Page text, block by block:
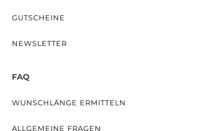
GUTSCHEINE
NEWSLETTER
FAQ
WUNSCHLÄNGE ERMITTELN
ALLGEMEINE FRAGEN